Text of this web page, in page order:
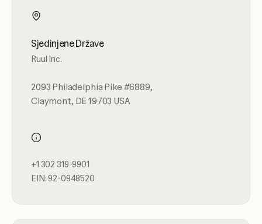
Sjedinjene Države
Ruul Inc.
2093 Philadelphia Pike #6889,
Claymont, DE 19703 USA
+1 302 319-9901
EIN: 92-0948520